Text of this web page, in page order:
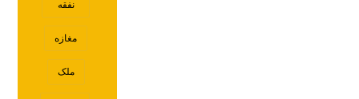
نفقه
مغازه
ملک